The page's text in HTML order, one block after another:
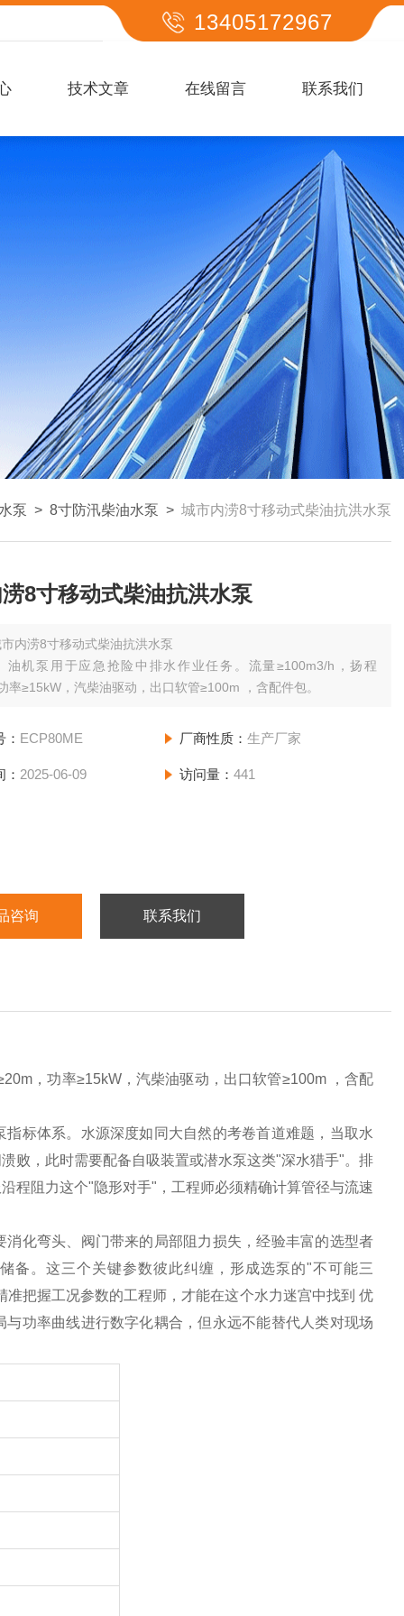
13405172967
技术文章 在线留言 联系我们
泵 > 8寸防汛柴油水泵 > 城市内涝8寸移动式柴油抗洪水泵
8寸移动式柴油抗洪水泵
内涝8寸移动式柴油抗洪水泵
油机泵用于应急抢险中排水作业任务。流量≥100m3/h，扬程
率≥15kW，汽柴油驱动，出口软管≥100m ，含配件包。
ECP80ME 厂商性质： 生产厂家
2025-06-09 访问量： 441
咨询 联系我们
，功率≥15kW，汽柴油驱动，出口软管≥100m ，含配
标体系。水源深度如同大自然的考卷首道难题，当取水
败，此时需要配备自吸装置或潜水泵这类"深水猎手"。排
程阻力这个"隐形对手"，工程师必须精确计算管径与流速
化弯头、阀门带来的局部阻力损失，经验丰富的选型者
备。这三个关键参数彼此纠缠，形成选泵的"不可能三
把握工况参数的工程师，才能在这个水力迷宫中找到 优
功率曲线进行数字化耦合，但永远不能替代人类对现场